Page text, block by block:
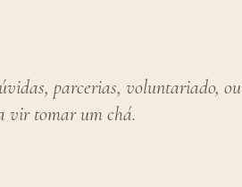
parcerias, voluntariado, ou
vir tomar um chá.